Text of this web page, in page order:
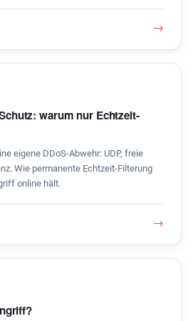
→
warum nur Echtzeit-
eigene DDoS-Abwehr: UDP, freie
Wie permanente Echtzeit-Filterung
online hält.
→